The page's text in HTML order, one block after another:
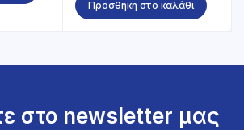
Προσθήκη στο καλάθι
στο newsletter μας